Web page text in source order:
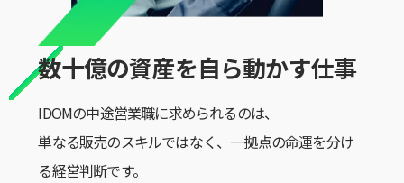
数十億の資産を自ら動かす仕事
IDOMの中途営業職に求められるのは、
単なる販売のスキルではなく、一拠点の命運を分け
る経営判断です。